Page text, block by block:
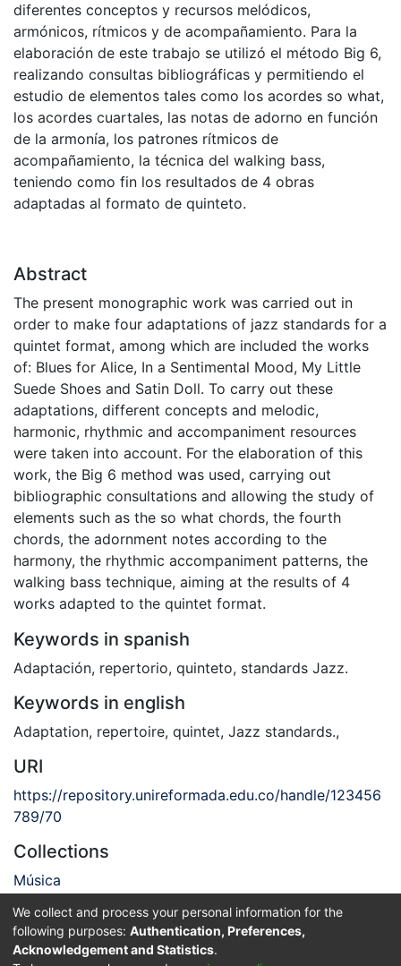
diferentes conceptos y recursos melódicos,
armónicos, rítmicos y de acompañamiento. Para la
elaboración de este trabajo se utilizó el método Big 6,
realizando consultas bibliográficas y permitiendo el
estudio de elementos tales como los acordes so what,
los acordes cuartales, las notas de adorno en función
de la armonía, los patrones rítmicos de
acompañamiento, la técnica del walking bass,
teniendo como fin los resultados de 4 obras
adaptadas al formato de quinteto.
Abstract
The present monographic work was carried out in
order to make four adaptations of jazz standards for a
quintet format, among which are included the works
of: Blues for Alice, In a Sentimental Mood, My Little
Suede Shoes and Satin Doll. To carry out these
adaptations, different concepts and melodic,
harmonic, rhythmic and accompaniment resources
were taken into account. For the elaboration of this
work, the Big 6 method was used, carrying out
bibliographic consultations and allowing the study of
elements such as the so what chords, the fourth
chords, the adornment notes according to the
harmony, the rhythmic accompaniment patterns, the
walking bass technique, aiming at the results of 4
works adapted to the quintet format.
Keywords in spanish
Adaptación, repertorio, quinteto, standards Jazz.
Keywords in english
Adaptation, repertoire, quintet, Jazz standards.,
URI
https://repository.unireformada.edu.co/handle/123456
789/70
Collections
Música
Full item page
We collect and process your personal information for the
following purposes: Authentication, Preferences,
Acknowledgement and Statistics.